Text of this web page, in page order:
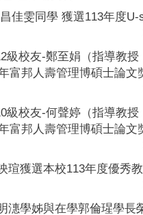
佳雯同學 獲選113年度U-
級校友-鄭至娟（指導教授
富邦人壽管理博碩士論文
級校友-何聲婷（指導教授
富邦人壽管理博碩士論文
瑄獲選本校113年度優秀
潓學姊與在學郭倫瑆學長